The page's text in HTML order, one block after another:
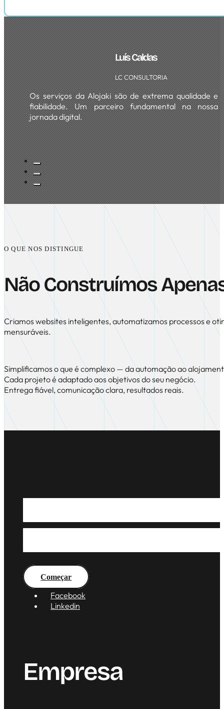
Luís Caldas
LC CONSULTORIA
Os serviços da Alojaki são de extrema qualidade e
fiabilidade. Um parceiro fundamental na nossa
jornada digital.
O QUE NOS DISTINGUE
Não Construímos
Criamos websites inteligentes, automatizamos processos e
mensuráveis.
Simplificamos o que é complexo — da automação ao
Cada projeto é adaptado aos objetivos do seu negócio.
Entrega fiável, comunicação clara, resultados reais.
Começar
Facebook
Linkedin
Empresa